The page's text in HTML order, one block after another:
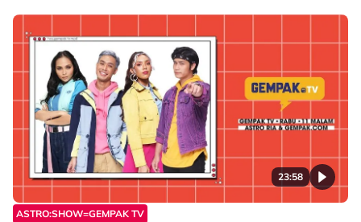
23:58
ASTRO:SHOW=GEMPAK TV